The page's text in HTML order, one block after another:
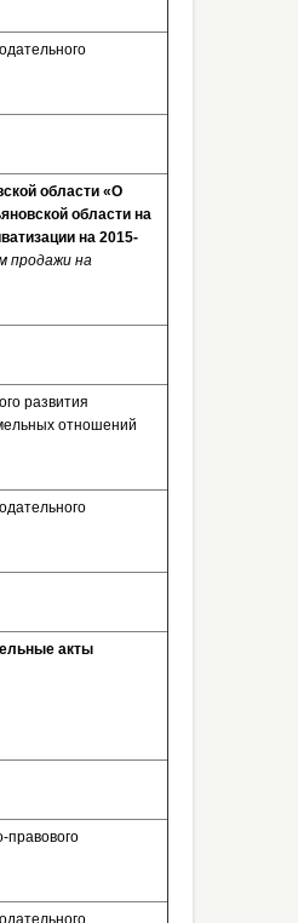
области «О
области на
на 2015-
продажи на
развития
отношений
акты
правового